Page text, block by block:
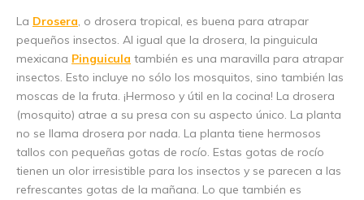
La Drosera, o drosera tropical, es buena para atrapar
pequeños insectos. Al igual que la drosera, la pinguicula
mexicana Pinguicula también es una maravilla para atrapar
insectos. Esto incluye no sólo los mosquitos, sino también las
moscas de la fruta. ¡Hermoso y útil en la cocina! La drosera
(mosquito) atrae a su presa con su aspecto único. La planta
no se llama drosera por nada. La planta tiene hermosos
tallos con pequeñas gotas de rocío. Estas gotas de rocío
tienen un olor irresistible para los insectos y se parecen a las
refrescantes gotas de la mañana. Lo que también es